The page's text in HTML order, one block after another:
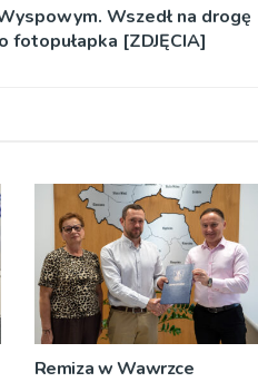
Wszedł na drogę
fotopułapka [ZDJĘCIA]
Remiza w Wawrzce